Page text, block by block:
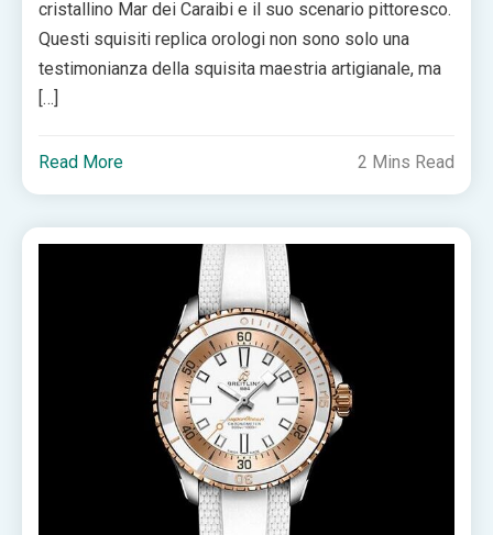
cristallino Mar dei Caraibi e il suo scenario pittoresco.
Questi squisiti replica orologi non sono solo una
testimonianza della squisita maestria artigianale, ma
[…]
Read More 2 Mins Read